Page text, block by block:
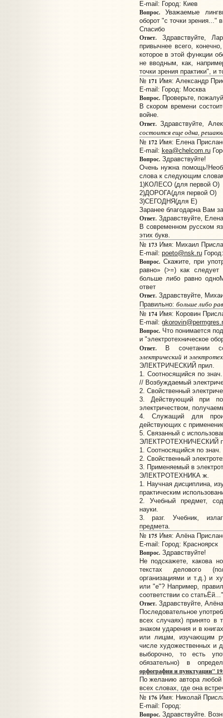
E-mail: Город: Киев
Вопрос.Уважаемые
оборот "с точки зрения..."
Спасибо
Ответ.Здравствуйте,
привычнее всего,
которое в этой функции
не вводным, как,
точки зрения практики", и
№ 171 Имя: Александр
E-mail: Город: Москва
Вопрос.Проверьте,
В скором времени
войне.
Ответ.Здравствуйте,
состоится еще одна,
№ 172Имя: Елена
E-mail: kea@chelcom.ru
Вопрос.Здравствуйте!
Очень нужна
слова к следующим
1)КОЛЕСО (для первой О)
2)ДОРОГА(для первой О)
3)СЕГОДНЯ(для Е)
Заранее благодарна Вам
Ответ.Здравствуйте,
В современном русском
этих букв.
№ 173Имя: Михаил
E-mail: poeto@nsk.ru
Вопрос.Скажите, при
равно» (>=) как
больше либо равно
ответ
Ответ.Здравствуйте,
Правильно: больше либо
№ 174Имя: Коровин
E-mail:
Вопрос.Что понимается
и "электротехническое
Ответ.В сочетании
электрическийи
ЭЛЕКТРИЧЕСКИЙ прил.
1. Соотносящийся по
// Возбуждаемый
2. Свойственный
3. Действующий при
электричеством,
4. Служащий для
действующих с
5. Связанный с
ЭЛЕКТРОТЕХНИЧЕСКИЙ
1. Соотносящийся по
2. Свойственный
3. Применяемый в
ЭЛЕКТРОТЕХНИКА ж.
1. Научная дисциплина,
практическим
2. Учебный предмет,
науки.
3. разг. Учебник,
предмета.
№ 175Имя: Алёна
E-mail: Город: Красноярск
Вопрос.Здравствуйте!
Не подскажете, какова
текстах делового
организациями и т.д.) и
или "е"? Например,
соответствии со
Ответ.Здравствуйте,
Последовательное
всех случаях) принято в
знаком ударения и в
или лицам, изучающим
числе художественных и
выборочно, то есть
обязательно) в
орфографии и пунктуации"
По желанию автора любой
всех словах, где она
№ 176Имя: Николай
E-mail: Город:
Вопрос.Здравствуйте.